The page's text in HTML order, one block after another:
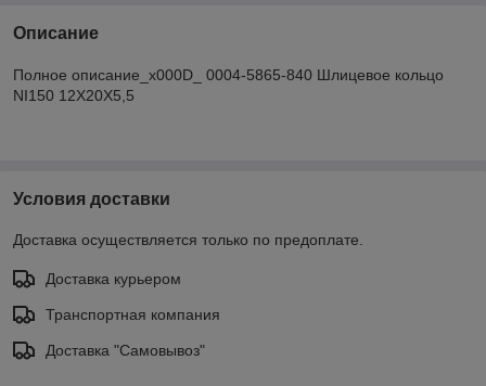
Описание
Полное описание_x000D_ 0004-5865-840 Шлицевое кольцо
NI150 12X20X5,5
Условия доставки
Доставка осуществляется только по предоплате.
Доставка курьером
Транспортная компания
Доставка "Самовывоз"